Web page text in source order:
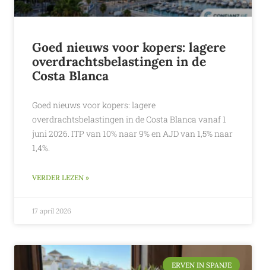
Goed nieuws voor kopers: lagere
overdrachtsbelastingen in de
Costa Blanca
Goed nieuws voor kopers: lagere
overdrachtsbelastingen in de Costa Blanca vanaf 1
juni 2026. ITP van 10% naar 9% en AJD van 1,5% naar
1,4%.
VERDER LEZEN »
17 april 2026
ERVEN IN SPANJE